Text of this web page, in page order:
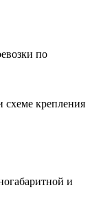
по
схеме крепления
и